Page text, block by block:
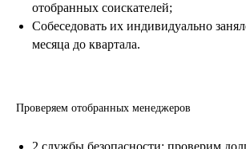
отобранных соискателей;
Собеседовать их индивидуально
месяца до квартала.
Проверяем отобранных менеджеров